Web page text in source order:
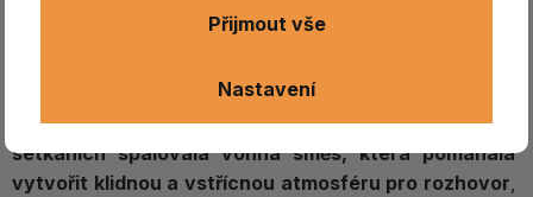
Vykuřovací směs Bílý bizon čerpá inspiraci z tradic
byly vzájemná úcta, porozumění a hledání harmonie
důležitými hodnotami. Podle tradice sepři významných
setkáních spalovala vonná směs, která pomáhala
vytvořit klidnou a vstřícnou atmosféru pro rozhovor,
Nastavení
Přijmout vše